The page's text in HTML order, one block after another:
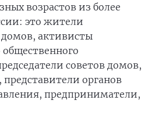
возрастов из более
это жители
активисты
советов домов,
представители органов
предприниматели,